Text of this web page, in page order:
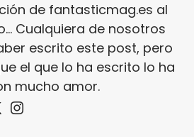
de fantasticmag.es al
Cualquiera de nosotros
escrito este post, pero
el que lo ha escrito lo ha
mucho amor.